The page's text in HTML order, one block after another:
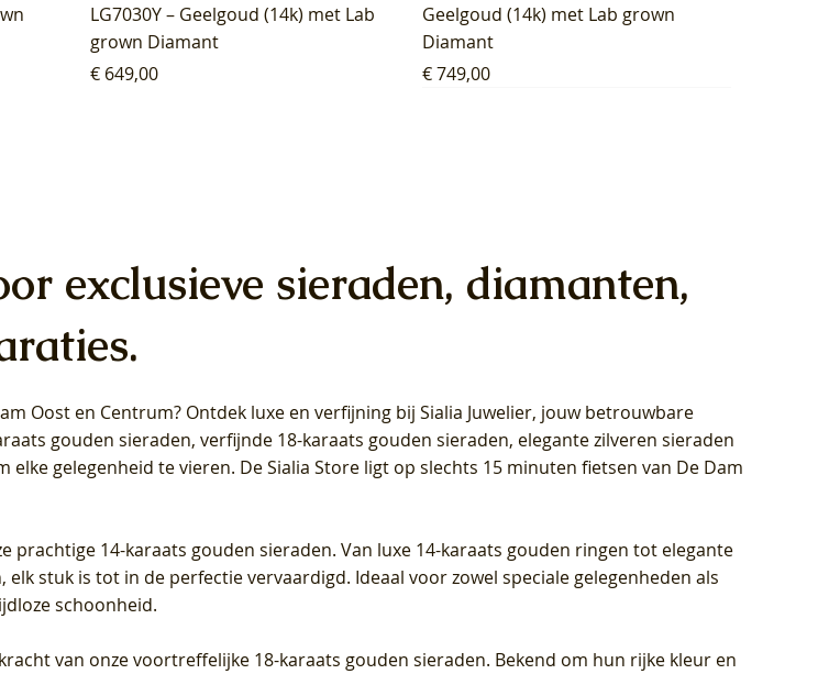
LG7030Y – Geelgoud (14k) met Lab
grown Diamant
Prijs
€ 649,00
Geelgoud (14k) met Lab grown
Diamant
Prijs
€ 749,00
Lab
Blush Lab Diamonds Ring LG1028Y -
Geelgoud (14k) met Lab grown
Diamant
Blush Lab Diamonds Collier LG3014Y
- Geelgoud (14k) met Lab grown
Diamant
–
Blush Lab Diamonds Oorknoppen
LG7027Y - Geelgoud (14k) met Lab
grown Diamant
Blush Lab Diamonds Ring LG1029Y -
Geelgoud (14k) met Lab grown
Diamant
–
Blush Lab Diamonds Oorknoppen
LG7026Y - Geelgoud (14k) met Lab
grown Diamant
Blush Lab Diamonds Oorknoppen
LG7033Y – Geelgoud (14k) met Lab
grown Diamant
exclusieve sieraden, diamanten,
Oost en Centrum? Ontdek luxe en verfijning bij Sialia Juwelier, jouw betrouwbare
gouden sieraden, verfijnde 18-karaats gouden sieraden, elegante zilveren sieraden
elke gelegenheid te vieren. De Sialia Store ligt op slechts 15 minuten fietsen van De Dam
prachtige 14-karaats gouden sieraden. Van luxe 14-karaats gouden ringen tot elegante
stuk is tot in de perfectie vervaardigd. Ideaal voor zowel speciale gelegenheden als
schoonheid.
van onze voortreffelijke 18-karaats gouden sieraden. Bekend om hun rijke kleur en